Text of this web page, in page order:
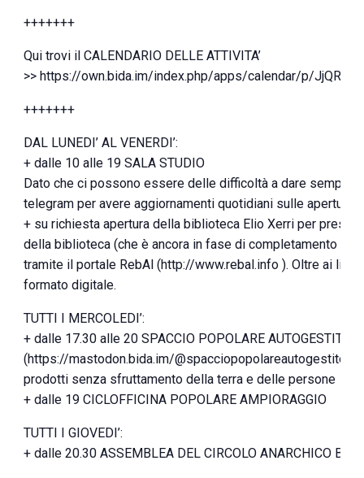
+++++++
Qui trovi il CALENDARIO DELLE ATTIVITA’
>> https://own.bida.im/index.php/apps/calendar/p/
+++++++
DAL LUNEDI’ AL VENERDI’:
+ dalle 10 alle 19 SALA STUDIO
Dato che ci possono essere delle difficoltà a dare sempre
telegram per avere aggiornamenti quotidiani sulle aperture
+ su richiesta apertura della biblioteca Elio Xerri per
della biblioteca (che è ancora in fase di completamento e
tramite il portale RebAl (http://www.rebal.info ). Oltre ai
formato digitale.
TUTTI I MERCOLEDI’:
+ dalle 17.30 alle 20 SPACCIO POPOLARE AUTOGESTITO
(https://mastodon.bida.im/@spacciopopolareautogestito),
prodotti senza sfruttamento della terra e delle persone
+ dalle 19 CICLOFFICINA POPOLARE AMPIORAGGIO
TUTTI I GIOVEDI’:
+ dalle 20.30 ASSEMBLEA DEL CIRCOLO ANARCHICO